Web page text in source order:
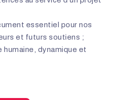
essentiel pour nos
et futurs soutiens ;
humaine, dynamique et